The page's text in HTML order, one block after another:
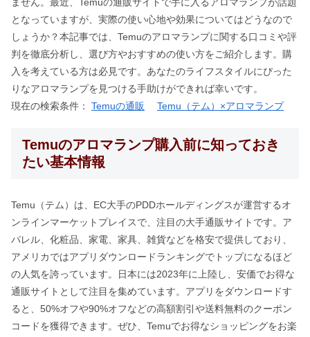
となっていますが、実際の使い心地や効果についてはどうなので
しょうか？本記事では、Temuのアロマランプに関する口コミや評
判を徹底分析し、選び方やおすすめの使い方をご紹介します。購
入を考えている方は必見です。あなたのライフスタイルにぴった
りなアロマランプを見つける手助けができれば幸いです。
現在の検索条件： Temuの通販 Temu（テム）×アロマランプ
Temuのアロマランプ購入前に知っておき
たい基本情報
Temu（テム）は、EC大手のPDDホールディングスが運営するオ
ンラインマーケットプレイスで、注目の大手通販サイトです。ア
パレル、化粧品、家電、家具、雑貨などを格安で提供しており、
アメリカではアプリダウンロードランキングでトップになるほど
の人気を誇っています。日本には2023年に上陸し、安価でお得な
通販サイトとして注目を集めています。アプリをダウンロードす
ると、50%オフや90%オフなどの高額割引や送料無料のクーポン
コードを獲得できます。ぜひ、Temuでお得なショッピングをお楽